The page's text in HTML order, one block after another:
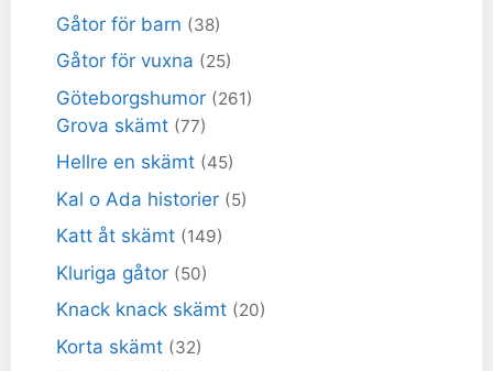
Gåtor för barn (38)
Gåtor för vuxna (25)
Göteborgshumor (261)
Grova skämt (77)
Hellre en skämt (45)
Kal o Ada historier (5)
Katt åt skämt (149)
Kluriga gåtor (50)
Knack knack skämt (20)
Korta skämt (32)